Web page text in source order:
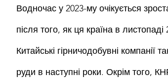
Водночас у 2023-му очікується
після того, як ця країна в
Китайські гірничодобувні компанії
руди в наступні роки. Окрім того,